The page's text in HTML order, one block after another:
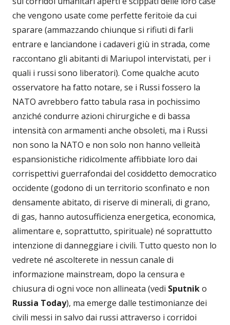
che vengono usate come perfette feritoie da cui
sparare (ammazzando chiunque si rifiuti di farli
entrare e lanciandone i cadaveri giù in strada, come
raccontano gli abitanti di Mariupol intervistati, per i
quali i russi sono liberatori). Come qualche acuto
osservatore ha fatto notare, se i Russi fossero la
NATO avrebbero fatto tabula rasa in pochissimo
anziché condurre azioni chirurgiche e di bassa
intensità con armamenti anche obsoleti, ma i Russi
non sono la NATO e non solo non hanno velleità
espansionistiche ridicolmente affibbiate loro dai
corrispettivi guerrafondai del cosiddetto democratico
occidente (godono di un territorio sconfinato e non
densamente abitato, di riserve di minerali, di grano,
di gas, hanno autosufficienza energetica, economica,
alimentare e, soprattutto, spirituale) né soprattutto
intenzione di danneggiare i civili. Tutto questo non lo
vedrete né ascolterete in nessun canale di
informazione mainstream, dopo la censura e
chiusura di ogni voce non allineata (vedi Sputniko
Russia Today), ma emerge dalle testimonianze dei
civili messi in salvo dai russi attraverso i corridoi